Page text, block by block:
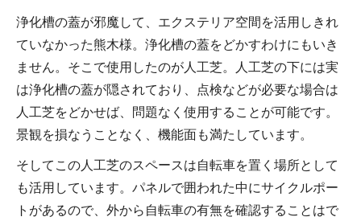
浄化槽の蓋が邪魔して、エクステリア空間を活用しきれ
ていなかった熊木様。浄化槽の蓋をどかすわけにもいき
ません。そこで使用したのが人工芝。人工芝の下には実
は浄化槽の蓋が隠されており、点検などが必要な場合は
人工芝をどかせば、問題なく使用することが可能です。
景観を損なうことなく、機能面も満たしています。
そしてこの人工芝のスペースは自転車を置く場所として
も活用しています。パネルで囲われた中にサイクルポー
トがあるので、外から自転車の有無を確認することはで